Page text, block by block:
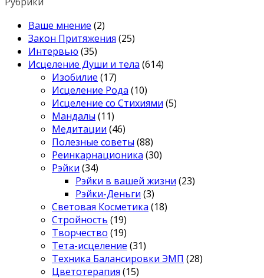
Ваше мнение (2)
Закон Притяжения (25)
Интервью (35)
Исцеление Души и тела (614)
Изобилие (17)
Исцеление Рода (10)
Исцеление со Стихиями (5)
Мандалы (11)
Медитации (46)
Полезные советы (88)
Реинкарнационика (30)
Рэйки (34)
Рэйки в вашей жизни (23)
Рэйки-Деньги (3)
Световая Косметика (18)
Стройность (19)
Творчество (19)
Тета-исцеление (31)
Техника Балансировки ЭМП (28)
Цветотерапия (15)